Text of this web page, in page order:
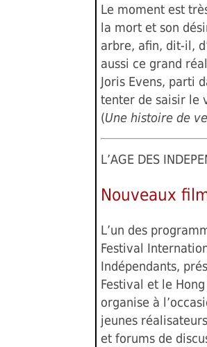
Le moment est
la mort et son
arbre, afin, dit-il,
aussi ce grand
Joris Evens, parti
tenter de saisir le
(Une histoire de
L’AGE DES
Nouveaux
L’un des
Festival
Indépendants,
Festival et le
organise à
jeunes
et forums de